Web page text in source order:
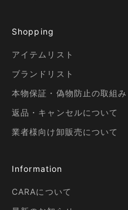
Shopping
アイテムリスト
ブランドリスト
本物保証・偽物防止の取組み
返品・キャンセルについて
業者様向け卸販売について
Information
CARAについて